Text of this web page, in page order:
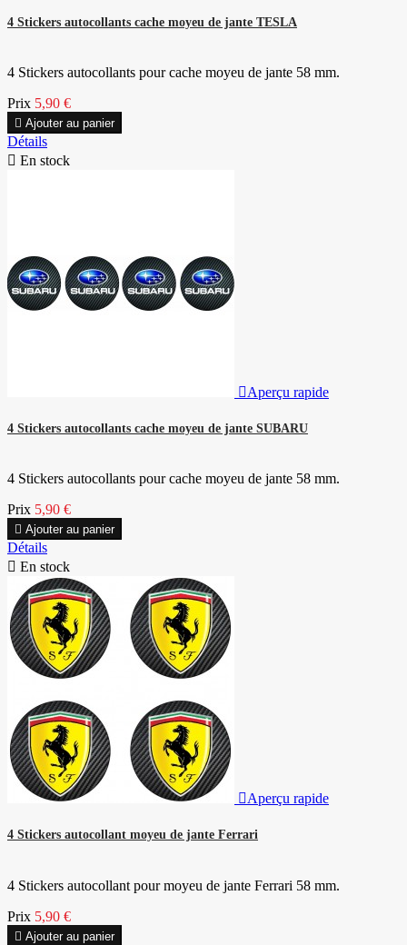
4 Stickers autocollants cache moyeu de jante TESLA
4 Stickers autocollants pour cache moyeu de jante 58 mm.
Prix 5,90 €
 Ajouter au panier
Détails
 En stock
Aperçu rapide
4 Stickers autocollants cache moyeu de jante SUBARU
4 Stickers autocollants pour cache moyeu de jante 58 mm.
Prix 5,90 €
 Ajouter au panier
Détails
 En stock
Aperçu rapide
4 Stickers autocollant moyeu de jante Ferrari
4 Stickers autocollant pour moyeu de jante Ferrari 58 mm.
Prix 5,90 €
 Ajouter au panier